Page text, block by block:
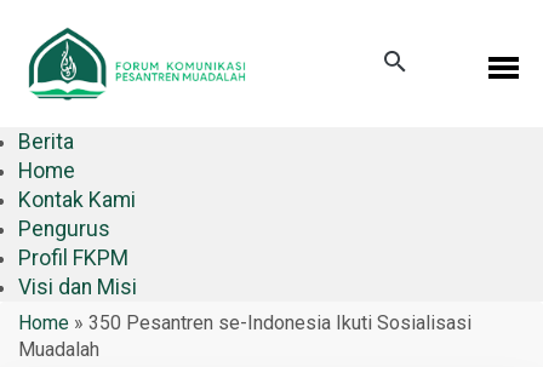
Berita
Home
Kontak Kami
Pengurus
Profil FKPM
Visi dan Misi
Home » 350 Pesantren se-Indonesia Ikuti Sosialisasi
Muadalah